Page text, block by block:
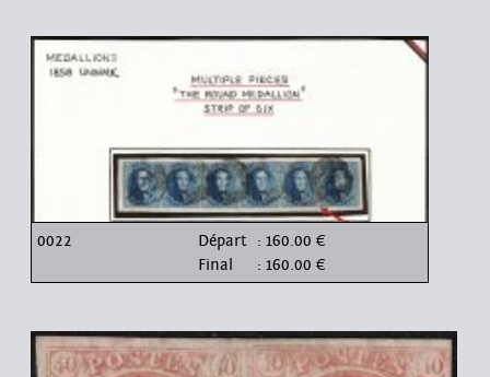
0022 Départ : 160.00 €
Final
: 160.00 €